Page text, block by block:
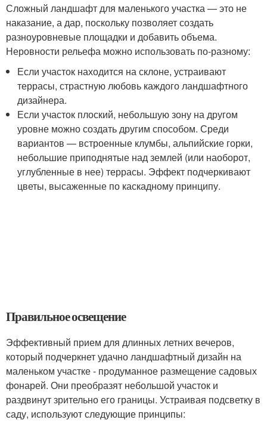
Сложный ландшафт для маленького участка — это не
наказание, а дар, поскольку позволяет создать
разноуровневые площадки и добавить объема.
Неровности рельефа можно использовать по-разному:
Если участок находится на склоне, устраивают
террасы, страстную любовь каждого ландшафтного
дизайнера.
Если участок плоский, небольшую зону на другом
уровне можно создать другим способом. Среди
вариантов — встроенные клумбы, альпийские горки,
небольшие приподнятые над землей (или наоборот,
углубленные в нее) террасы. Эффект подчеркивают
цветы, высаженные по каскадному принципу.
Правильное освещение
Эффективный прием для длинных летних вечеров,
который подчеркнет удачно ландшафтный дизайн на
маленьком участке - продуманное размещение садовых
фонарей. Они преобразят небольшой участок и
раздвинут зрительно его границы. Устраивая подсветку в
саду, используют следующие принципы: